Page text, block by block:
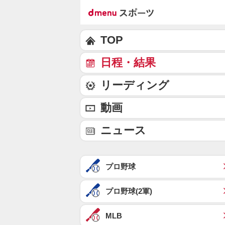
TOP
日程・結果
リーディング
動画
ニュース
プロ野球
プロ野球(2軍)
MLB